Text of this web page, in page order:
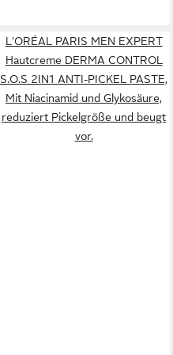
L'ORÉAL PARIS MEN EXPERT
Hautcreme DERMA CONTROL
S.O.S 2IN1 ANTI-PICKEL PASTE,
Mit Niacinamid und Glykosäure,
reduziert Pickelgröße und beugt
vor.